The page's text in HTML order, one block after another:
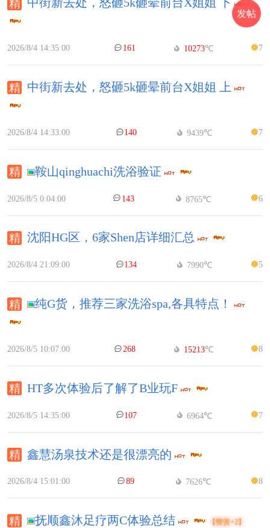
中街新去处，怒砸5k砸晕前台X姐姐 下
2026/8/4 14:35:00 161 10273℃ 7
中街新去处，怒砸5k砸晕前台X姐姐 上
2026/8/4 14:33:00 140 9439℃ 7
鞍山qinghuachi洗浴验证
2026/8/5 0:04:00 143 8765℃ 6
沈阳HG区，6家Shen店详细汇总
2026/8/4 21:09:00 134 7990℃ 5
纯G货，推荐三家洗浴spa,各具特点！
2026/8/5 10:07:00 268 15213℃ 8
HT多次体验后了解了B业玩F
2026/8/5 14:35:00 107 6964℃ 7
鑫慧汤泉技术还是很漂亮的
2026/8/4 15:01:00 89 7626℃ 8
抚顺鑫沐足疗两C体验总结 【赞赏+2】
发帖